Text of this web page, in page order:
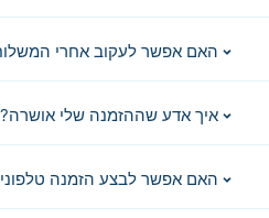
האם אפשר לעקוב אחרי
איך אדע שההזמנה שלי אושרה?
האם אפשר לבצע הזמנה